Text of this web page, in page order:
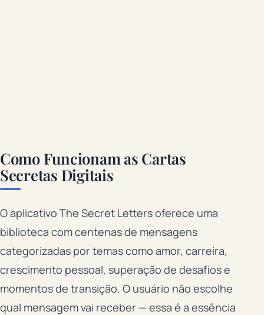
Como Funcionam as Cartas
Secretas Digitais
O aplicativo The Secret Letters oferece uma
biblioteca com centenas de mensagens
categorizadas por temas como amor, carreira,
crescimento pessoal, superação de desafios e
momentos de transição. O usuário não escolhe
qual mensagem vai receber — essa é a essência